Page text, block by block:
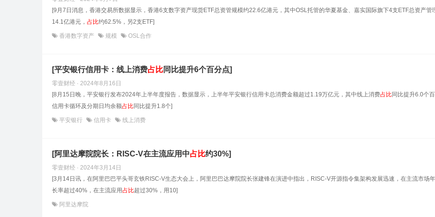
[9月7日消息，香港交易所数据显示，香港6支数字资产现货ETF总资管规模约22.6亿港元，其中OSL托管的华夏基金、嘉实国际旗下4支ETF总资产管
14.1亿港元， 占 比约62.5%，另2支ETF]
香港数字资产 规模 OSL合作
[平安银行信用卡：线上消费占 比同比提升6个百分点]
零壹财经 · 2024年8月16日
[8月15日晚，平安银行发布2024年上半年度报告，数据显示，上半年平安银行信用卡总消费金额超过1.19万亿元，其中线上消费占 比同比提升6.0个百
信用卡循环及分期日均余额占 比同比提升1.8个]
平安银行 信用卡 线上消费
[阿里达摩院院长：RISC-V在主流应用中占 比约30%]
零壹财经 · 2024年3月14日
[3月14日讯，在阿里巴巴平头哥玄铁RISC-V生态大会上，阿里巴巴达摩院院长张建锋在演进中指出，RISC-V开源指令集架构发展迅速，在主流市场
长率超过40%，在主流应用占 比超过30%，用10]
阿里达摩院